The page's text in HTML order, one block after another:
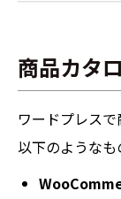
商品カタ
ワードプレス
以下のようなも